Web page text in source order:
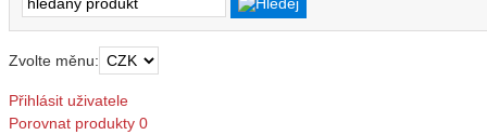
Zvolte měnu:
Přihlásit uživatele
Porovnat produkty 0